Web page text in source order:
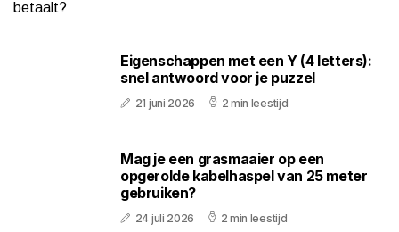
Eigenschappen met een Y (4 letters):
snel antwoord voor je puzzel
21 juni 2026 2 min leestijd
Mag je een grasmaaier op een
opgerolde kabelhaspel van 25 meter
gebruiken?
24 juli 2026 2 min leestijd